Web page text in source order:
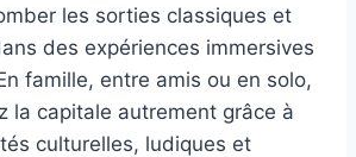
les sorties classiques et
des expériences immersives
famille, entre amis ou en solo,
la capitale autrement grâce à
culturelles, ludiques et